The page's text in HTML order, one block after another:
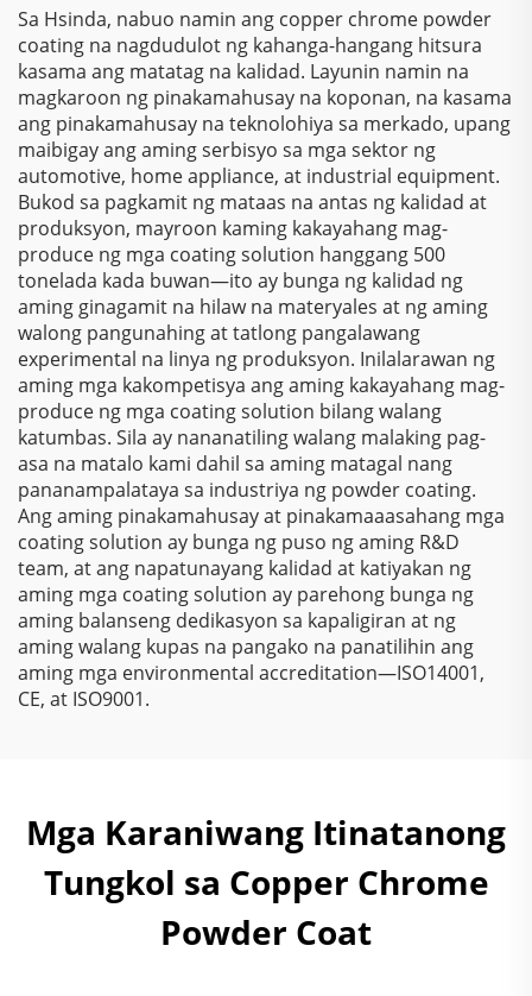
Sa Hsinda, nabuo namin ang copper chrome powder
coating na nagdudulot ng kahanga-hangang hitsura
kasama ang matatag na kalidad. Layunin namin na
magkaroon ng pinakamahusay na koponan, na kasama
ang pinakamahusay na teknolohiya sa merkado, upang
maibigay ang aming serbisyo sa mga sektor ng
automotive, home appliance, at industrial equipment.
Bukod sa pagkamit ng mataas na antas ng kalidad at
produksyon, mayroon kaming kakayahang mag-
produce ng mga coating solution hanggang 500
tonelada kada buwan—ito ay bunga ng kalidad ng
aming ginagamit na hilaw na materyales at ng aming
walong pangunahing at tatlong pangalawang
experimental na linya ng produksyon. Inilalarawan ng
aming mga kakompetisya ang aming kakayahang mag-
produce ng mga coating solution bilang walang
katumbas. Sila ay nananatiling walang malaking pag-
asa na matalo kami dahil sa aming matagal nang
pananampalataya sa industriya ng powder coating.
Ang aming pinakamahusay at pinakamaaasahang mga
coating solution ay bunga ng puso ng aming R&D
team, at ang napatunayang kalidad at katiyakan ng
aming mga coating solution ay parehong bunga ng
aming balanseng dedikasyon sa kapaligiran at ng
aming walang kupas na pangako na panatilihin ang
aming mga environmental accreditation—ISO14001,
CE, at ISO9001.
Mga Karaniwang Itinatanong
Tungkol sa Copper Chrome
Powder Coat